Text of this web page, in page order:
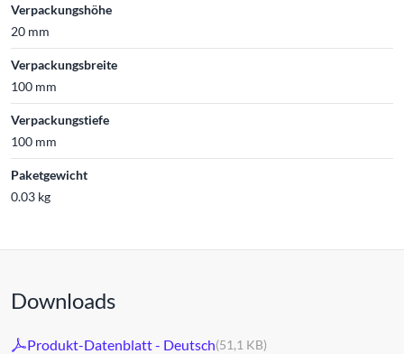
Verpackungshöhe
20 mm
Verpackungsbreite
100 mm
Verpackungstiefe
100 mm
Paketgewicht
0.03 kg
Downloads
Produkt-Datenblatt - Deutsch(51,1 KB)